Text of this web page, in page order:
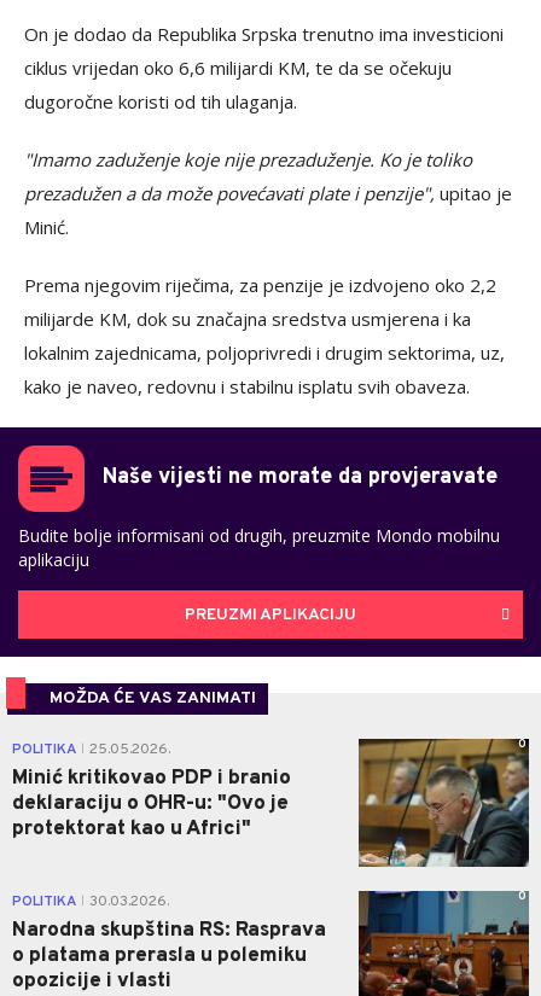
On je dodao da Republika Srpska trenutno ima investicioni
ciklus vrijedan oko 6,6 milijardi KM, te da se očekuju
dugoročne koristi od tih ulaganja.
"Imamo zaduženje koje nije prezaduženje. Ko je toliko
prezadužen a da može povećavati plate i penzije", upitao je
Minić.
Prema njegovim riječima, za penzije je izdvojeno oko 2,2
milijarde KM, dok su značajna sredstva usmjerena i ka
lokalnim zajednicama, poljoprivredi i drugim sektorima, uz,
kako je naveo, redovnu i stabilnu isplatu svih obaveza.
Naše vijesti ne morate da provjeravate
Budite bolje informisani od drugih, preuzmite Mondo mobilnu
aplikaciju
PREUZMI APLIKACIJU
MOŽDA ĆE VAS ZANIMATI
POLITIKA 25.05.2026.
Minić kritikovao PDP i branio
deklaraciju o OHR-u: "Ovo je
protektorat kao u Africi"
0
POLITIKA 30.03.2026.
Narodna skupština RS: Rasprava
o platama prerasla u polemiku
opozicije i vlasti
0